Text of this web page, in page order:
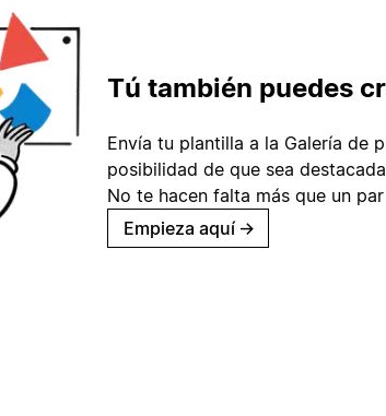
Tú también puedes
Envía tu plantilla a la Galería de
posibilidad de que sea
No te hacen falta más que un
Empieza aquí →